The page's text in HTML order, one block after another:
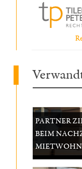
PARTNER
BEIM